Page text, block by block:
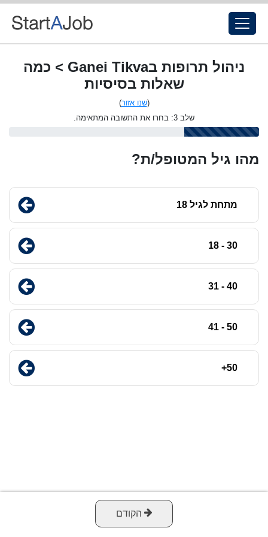
ניהול תרופות בGanei Tikva > כמה
שאלות בסיסיות
(שנו אזור)
שלב 3: בחרו את התשובה המתאימה.
מהו גיל המטופל/ת?
מתחת לגיל 18
30 - 18
40 - 31
50 - 41
50+
הקודם